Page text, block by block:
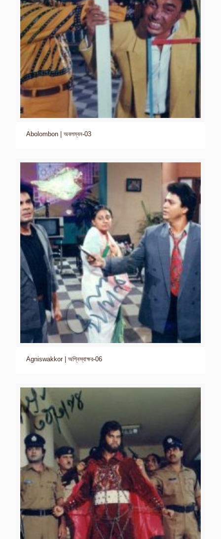
Abolombon | অবলম্বন-03
Agniswakkor | অগ্নিস্বাক্ষর-06